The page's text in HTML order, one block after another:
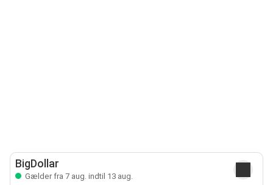
BigDollar
Gælder fra 7 aug. indtil 13 aug.